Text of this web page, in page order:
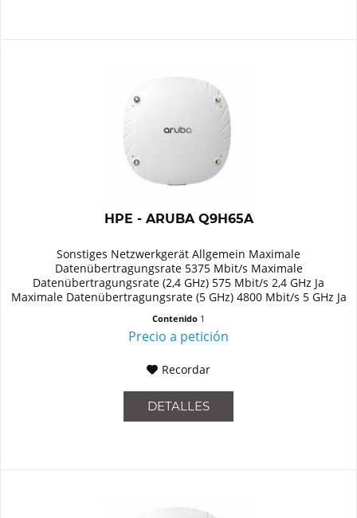
HPE - ARUBA Q9H65A
Sonstiges Netzwerkgerät Allgemein Maximale
Datenübertragungsrate 5375 Mbit/s Maximale
Datenübertragungsrate (2,4 GHz) 575 Mbit/s 2,4 GHz Ja
Maximale Datenübertragungsrate (5 GHz) 4800 Mbit/s 5 GHz Ja
Contenido 1
Precio a petición
Recordar
DETALLES